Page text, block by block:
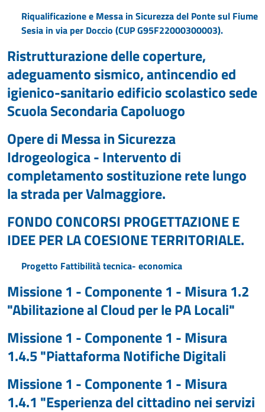
Riqualificazione e Messa in Sicurezza del Ponte sul Fiume
Sesia in via per Doccio (CUP G95F22000300003).
Ristrutturazione delle coperture,
adeguamento sismico, antincendio ed
igienico-sanitario edificio scolastico sede
Scuola Secondaria Capoluogo
Opere di Messa in Sicurezza
Idrogeologica - Intervento di
completamento sostituzione rete lungo
la strada per Valmaggiore.
FONDO CONCORSI PROGETTAZIONE E
IDEE PER LA COESIONE TERRITORIALE.
Progetto Fattibilità tecnica- economica
Missione 1 - Componente 1 - Misura 1.2
"Abilitazione al Cloud per le PA Locali"
Missione 1 - Componente 1 - Misura
1.4.5 "Piattaforma Notifiche Digitali
Missione 1 - Componente 1 - Misura
1.4.1 "Esperienza del cittadino nei servizi